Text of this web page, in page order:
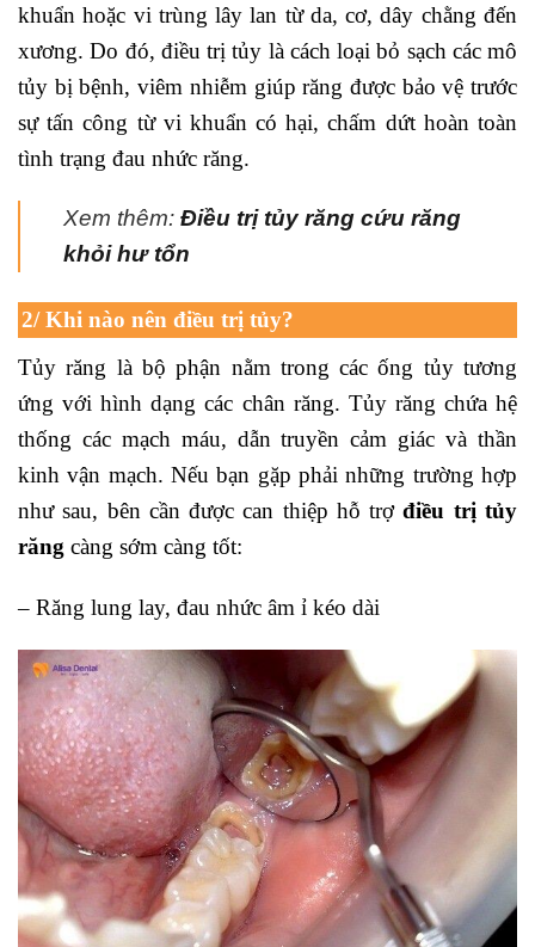
khuẩn hoặc vi trùng lây lan từ da, cơ, dây chằng đến
xương. Do đó, điều trị tủy là cách loại bỏ sạch các mô
tủy bị bệnh, viêm nhiễm giúp răng được bảo vệ trước
sự tấn công từ vi khuẩn có hại, chấm dứt hoàn toàn
tình trạng đau nhức răng.
Xem thêm: Điều trị tủy răng cứu răng
khỏi hư tổn
2/ Khi nào nên điều trị tủy?
Tủy răng là bộ phận nằm trong các ống tủy tương
ứng với hình dạng các chân răng. Tủy răng chứa hệ
thống các mạch máu, dẫn truyền cảm giác và thần
kinh vận mạch. Nếu bạn gặp phải những trường hợp
như sau, bên cần được can thiệp hỗ trợđiều trị tủy
răng càng sớm càng tốt:
– Răng lung lay, đau nhức âm ỉ kéo dài